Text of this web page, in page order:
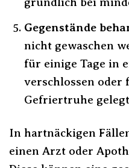
Gegenstände
nicht gewaschen
für einige Tage in
verschlossen oder
Gefriertruhe
In hartnäckigen
einen Arzt oder